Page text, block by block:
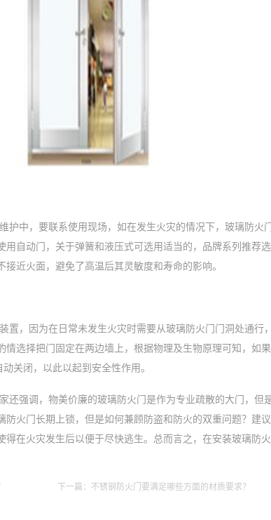
护中，要联系使用现场，如在发生火灾的情况下，玻璃防火
用自动门，关于弹簧和液压式可选用适当的，品牌系列推荐
近火面，避免了高温后其灵敏度和寿命的影响。
置，因为在日常未发生火灾时需要从玻璃防火门门洞处通行
情选择把门固定在两边墙上，根据物理及生物原理可知，如
关闭，以此以起到安全性作用。
还强调，物美价廉的玻璃防火门是作为专业疏散的大门，但
防火门长期上锁，但是如何兼顾防盗和防火的双重问题？建
在火灾发生后以便于尽快逃生。总而言之，在安装玻璃防
下一篇： 不锈钢防火门要满足哪些方面的材质要求？